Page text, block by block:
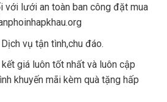
với lưới an toàn ban công đặt mua
vụ tận tình,chu đáo.
giá luôn tốt nhất và luôn cập
khuyến mãi kèm quà tặng hấp